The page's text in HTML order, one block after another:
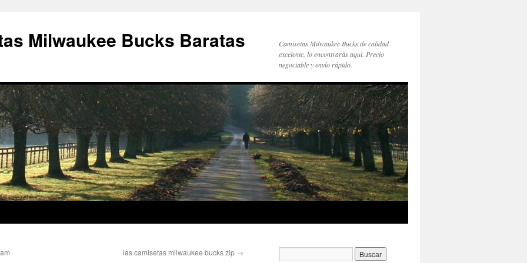
Milwaukee Bucks Baratas
Camisetas Milwaukee Bucks de calidad
excelente, lo encontrarás aquí. Precio
negociable y envío rápido.
las camisetas milwaukee bucks zip →